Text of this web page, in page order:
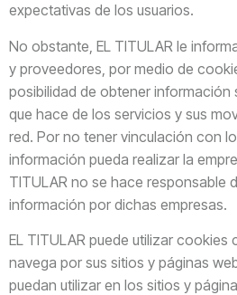
expectativas de los usuarios.
No obstante, EL TITULAR le
y proveedores, por medio de
posibilidad de obtener información
que hace de los servicios y sus
red. Por no tener vinculación con
información pueda realizar la
TITULAR no se hace responsable
información por dichas empresas.
EL TITULAR puede utilizar cookies
navega por sus sitios y páginas
puedan utilizar en los sitios y